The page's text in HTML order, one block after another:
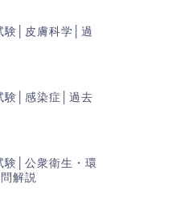
験│皮膚科学│過
験│感染症│過去
験│公衆衛生・環
解説